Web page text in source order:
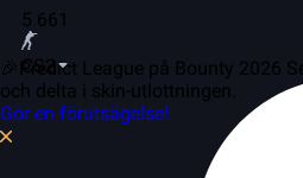
5 661
CS2
🎉Predict League på Bounty 2026
och delta i skin-utlottningen.
Gör en förutsägelse!